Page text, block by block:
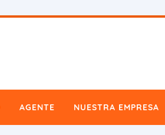
AGENTE NUESTRA EMPRESA